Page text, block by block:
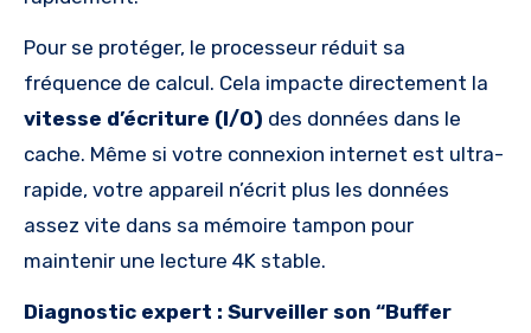
Pour se protéger, le processeur réduit sa
fréquence de calcul. Cela impacte directement la
vitesse d’écriture (I/O) des données dans le
cache. Même si votre connexion internet est ultra-
rapide, votre appareil n’écrit plus les données
assez vite dans sa mémoire tampon pour
maintenir une lecture 4K stable.
Diagnostic expert : Surveiller son “Buffer